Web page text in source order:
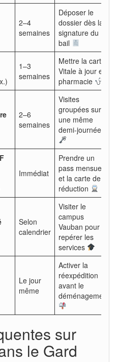
2–4
semaines
Déposer le
dossier dès la
signature du
bail
1–3
semaines
Mettre la carte
Vitale à jour en
pharmacie
2–6
semaines
Visites
groupées sur
une même
demi-journée
Immédiat
Prendre un
pass mensuel
et la carte de
réduction
Selon
calendrier
Visiter le
campus
Vauban pour
repérer les
services
Le jour
même
Activer la
réexpédition
avant le
déménagement
sur
le Gard